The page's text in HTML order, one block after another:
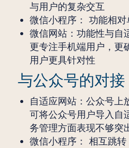
与用户的复杂交互
微信小程序： 功能相对
微信网站：功能性与自
更专注手机端用户，更
用户更具针对性
与公众号的对接
自适应网站：公众号上
可将公众号用户导入自
务管理方面表现不够突
微信小程序： 相互跳转